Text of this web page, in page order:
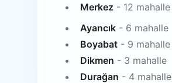
Merkez - 12 mahalle
Ayancık - 6 mahalle
Boyabat - 9 mahalle
Dikmen - 3 mahalle
Durağan - 4 mahalle